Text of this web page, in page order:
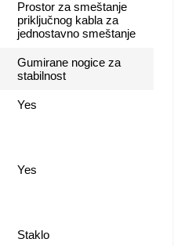
Prostor za smeštanje
priključnog kabla za
jednostavno smeštanje
Gumirane nogice za
stabilnost
Yes
Yes
Staklo